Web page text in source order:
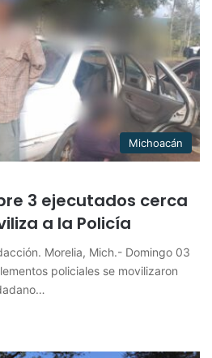
Michoacán
3 ejecutados cerca
a la Policía
Morelia, Mich.- Domingo 03
policiales se movilizaron